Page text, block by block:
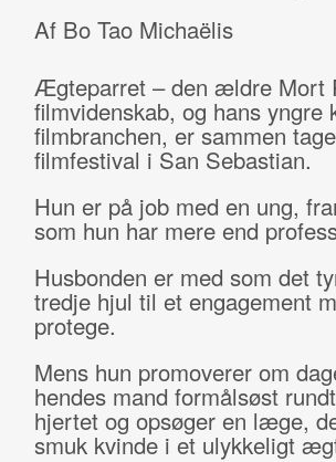
Af Bo Tao Michaëlis
Ægteparret – den ældre Mort
filmvidenskab, og hans yngre
filmbranchen, er sammen
filmfestival i San Sebastian.
Hun er på job med en ung,
som hun har mere end
Husbonden er med som det
tredje hjul til et engagement
protege.
Mens hun promoverer om
hendes mand formålsøst
hjertet og opsøger en læge,
smuk kvinde i et ulykkeligt